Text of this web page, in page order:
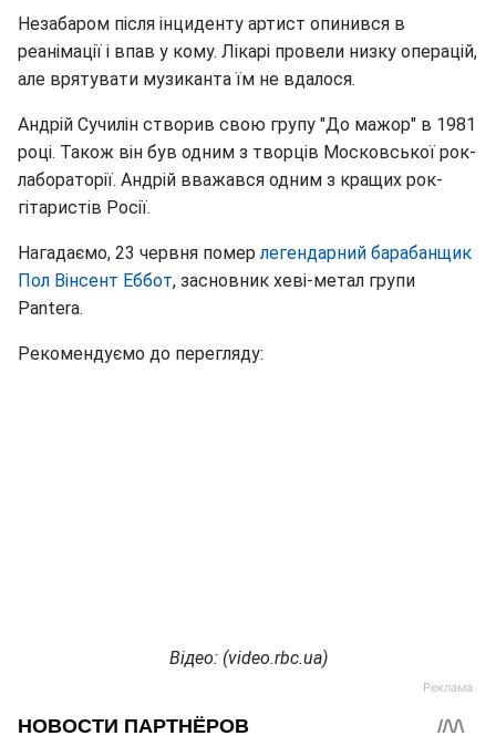
Незабаром після інциденту артист опинився в
реанімації і впав у кому. Лікарі провели низку операцій,
але врятувати музиканта їм не вдалося.
Андрій Сучилін створив свою групу "До мажор" в 1981
році. Також він був одним з творців Московської рок-
лабораторії. Андрій вважався одним з кращих рок-
гітаристів Росії.
Нагадаємо, 23 червня померлегендарний барабанщик
Пол Вінсент Еббот, засновник хеві-метал групи
Pantera.
Рекомендуємо до перегляду:
Відео: (video.rbc.ua)